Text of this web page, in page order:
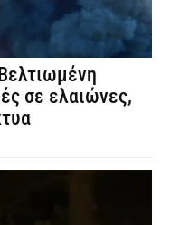
σε ελαιώνες,